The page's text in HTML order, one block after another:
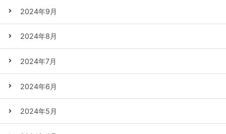
2024年9月
2024年8月
2024年7月
2024年6月
2024年5月